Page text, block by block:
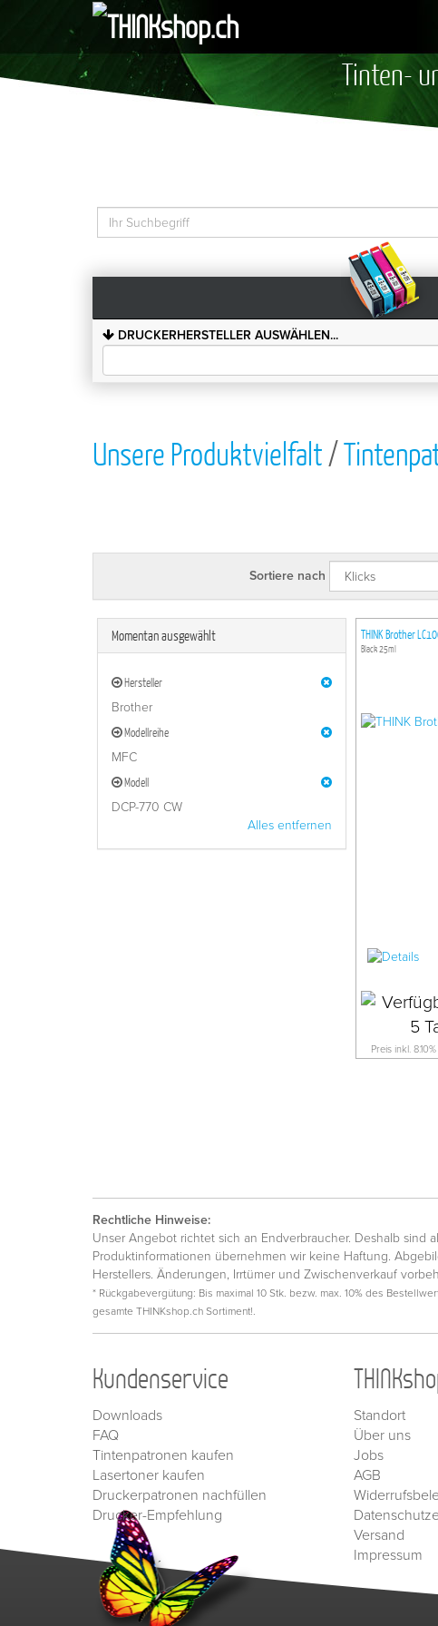
Tinten-
DRUCKERHERSTELLER AUSWÄHLEN...
Unsere Produktvielfalt/
Sortiere nach
Momentan ausgewählt
Hersteller
Brother
Modellreihe
MFC
Modell
DCP-770 CW
Alles entfernen
THINK Brother
Black 25ml
Preis inkl.
Rechtliche Hinweise:
Unser Angebot richtet sich an Endverbraucher. Deshalb sind
Produktinformationen übernehmen wir keine Haftung.
Herstellers. Änderungen, Irrtümer und Zwischenverkauf
* Rückgabevergütung: Bis maximal 10 Stk. bezw. max. 10% des
gesamte THINKshop.ch Sortiment!.
Kundenservice
Downloads
FAQ
Tintenpatronen kaufen
Lasertoner kaufen
Druckerpatronen nachfüllen
Drucker-Empfehlung
Standort
Über uns
Jobs
AGB
Versand
Impressum